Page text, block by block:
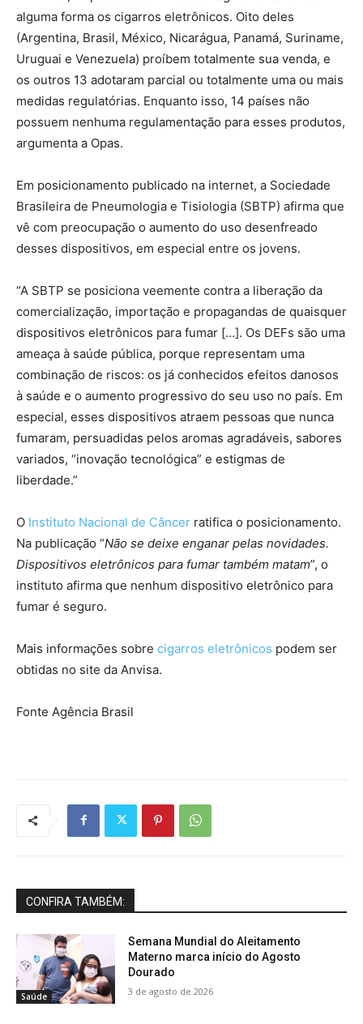
alguma forma os cigarros eletrônicos. Oito deles
(Argentina, Brasil, México, Nicarágua, Panamá, Suriname,
Uruguai e Venezuela) proíbem totalmente sua venda, e
os outros 13 adotaram parcial ou totalmente uma ou mais
medidas regulatórias. Enquanto isso, 14 países não
possuem nenhuma regulamentação para esses produtos,
argumenta a Opas.
Em posicionamento publicado na internet, a Sociedade
Brasileira de Pneumologia e Tisiologia (SBTP) afirma que
vê com preocupação o aumento do uso desenfreado
desses dispositivos, em especial entre os jovens.
“A SBTP se posiciona veemente contra a liberação da
comercialização, importação e propagandas de quaisquer
dispositivos eletrônicos para fumar […]. Os DEFs são uma
ameaça à saúde pública, porque representam uma
combinação de riscos: os já conhecidos efeitos danosos
à saúde e o aumento progressivo do seu uso no país. Em
especial, esses dispositivos atraem pessoas que nunca
fumaram, persuadidas pelos aromas agradáveis, sabores
variados, “inovação tecnológica” e estigmas de
liberdade.”
O Instituto Nacional de Câncer ratifica o posicionamento.
Na publicação “Não se deixe enganar pelas novidades.
Dispositivos eletrônicos para fumar também matam”, o
instituto afirma que nenhum dispositivo eletrônico para
fumar é seguro.
Mais informações sobre cigarros eletrônicos podem ser
obtidas no site da Anvisa.
Fonte Agência Brasil
CONFIRA TAMBÉM:
Saúde
Semana Mundial do Aleitamento
Materno marca início do Agosto
Dourado
3 de agosto de 2026